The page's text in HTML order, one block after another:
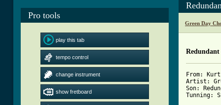
Pro tools
play this tab
tempo control
change instrument
show fretboard
Green Day
Redundant
From:
Artist:
Son:
Tunning: